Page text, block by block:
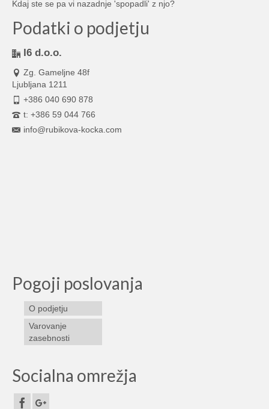
Kdaj ste se pa vi nazadnje 'spopadli' z njo?
Podatki o podjetju
I6 d.o.o.
Zg. Gameljne 48f
Ljubljana 1211
+386 040 690 878
t: +386 59 044 766
info@rubikova-kocka.com
Pogoji poslovanja
O podjetju
Varovanje
zasebnosti
Socialna omrežja